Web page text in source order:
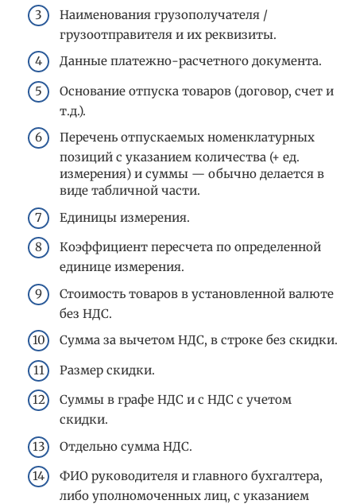
Наименования грузополучателя /
грузоотправителя и их реквизиты.
Данные платежно-расчетного документа.
Основание отпуска товаров (договор, счет и
т.д.).
Перечень отпускаемых номенклатурных
позиций с указанием количества (+ ед.
измерения) и суммы — обычно делается в
виде табличной части.
Единицы измерения.
Коэффициент пересчета по определенной
единице измерения.
Стоимость товаров в установленной валюте
без НДС.
Сумма за вычетом НДС, в строке без скидки.
Размер скидки.
Суммы в графе НДС и с НДС с учетом
скидки.
Отдельно сумма НДС.
ФИО руководителя и главного бухгалтера,
либо уполномоченных лиц, с указанием